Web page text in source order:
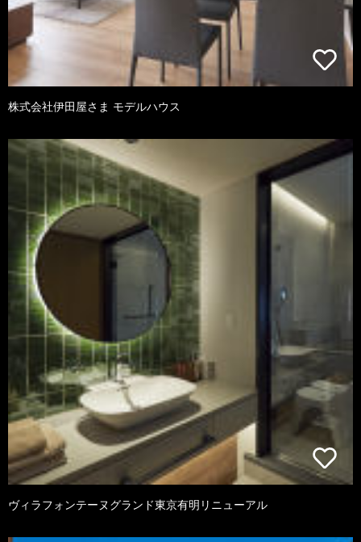
株式会社伊田屋さま モデルハウス
ヴィラフォンテーヌグランド東京有明リニューアル